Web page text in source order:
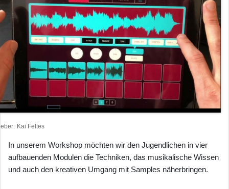
Kai Feltes
In unserem Workshop möchten wir den Jugendlichen in vier
aufbauenden Modulen die Techniken, das musikalische Wissen
und auch den kreativen Umgang mit Samples näherbringen.